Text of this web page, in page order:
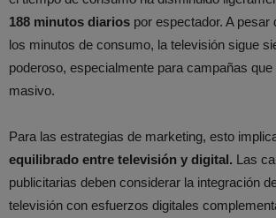
188 minutos diarios por espectador. A pesar
los minutos de consumo, la televisión sigue
poderoso, especialmente para campañas
masivo.
Para las estrategias de marketing, esto
equilibrado entre televisión y digital. Las
publicitarias deben considerar la integración
televisión con esfuerzos digitales